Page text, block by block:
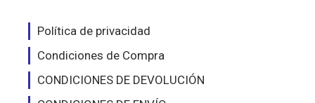
Política de privacidad
Condiciones de Compra
CONDICIONES DE DEVOLUCIÓN